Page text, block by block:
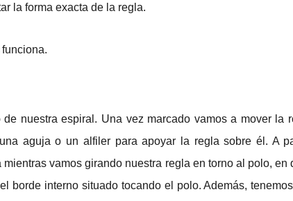
la forma exacta de la regla.
nuestra espiral. Una vez marcado vamos a mover la
aguja o un alfiler para apoyar la regla sobre él. A
vamos girando nuestra regla en torno al polo, en
borde interno situado tocando el polo. Además,